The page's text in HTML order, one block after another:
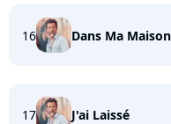
16 Dans Ma Maison
17 J'ai Laissé